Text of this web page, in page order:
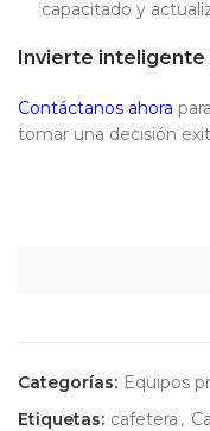
capacitado y
Invierte
Contáctanos ahora
tomar una decisión
Categorías: Equipos
Etiquetas: cafetera ,